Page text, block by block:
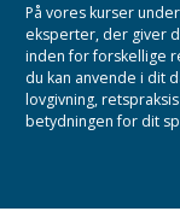
På vores kurser
eksperter, der giver
inden for forskellige
du kan anvende i dit
lovgivning,
betydningen for dit